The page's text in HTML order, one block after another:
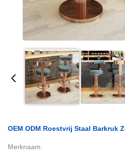
OEM ODM Roestvrij Staal Barkruk
Merknaam: